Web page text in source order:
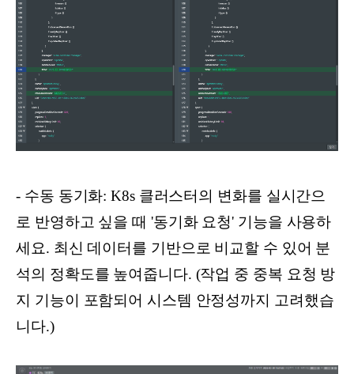
- 수동 동기화: K8s 클러스터의 변화를 실시간으
로 반영하고 싶을 때 '동기화 요청' 기능을 사용하
세요. 최신 데이터를 기반으로 비교할 수 있어 분
석의 정확도를 높여줍니다. (작업 중 중복 요청 방
지 기능이 포함되어 시스템 안정성까지 고려했습
니다.)